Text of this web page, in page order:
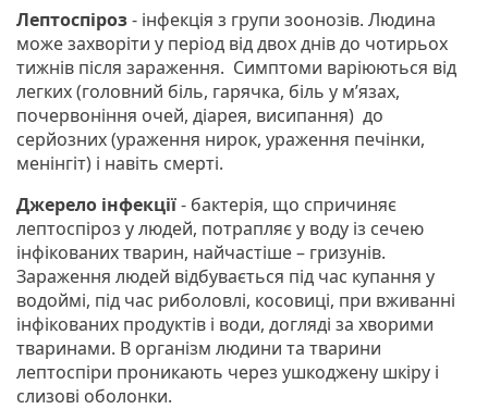
Лептоспіроз- інфекція з групи зоонозів. Людина
може захворіти у період від двох днів до чотирьох
тижнів після зараження. Симптоми варіюються від
легких (головний біль, гарячка, біль у м’язах,
почервоніння очей, діарея, висипання) до
серйозних (ураження нирок, ураження печінки,
менінгіт) і навіть смерті.
Джерело інфекції- бактерія, що спричиняє
лептоспіроз у людей, потрапляє у воду із сечею
інфікованих тварин, найчастіше – гризунів.
Зараження людей відбувається під час купання у
водоймі, під час риболовлі, косовиці, при вживанні
інфікованих продуктів і води, догляді за хворими
тваринами. В організм людини та тварини
лептоспіри проникають через ушкоджену шкіру і
слизові оболонки.